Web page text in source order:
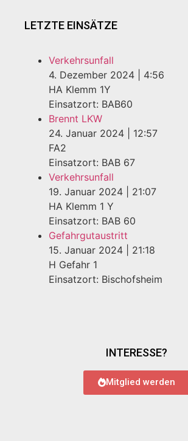
LETZTE EINSÄTZE
Verkehrsunfall
4. Dezember 2024
4:56
HA Klemm 1Y
Einsatzort: BAB60
Brennt LKW
24. Januar 2024
12:57
FA2
Einsatzort: BAB 67
Verkehrsunfall
19. Januar 2024
21:07
HA Klemm 1 Y
Einsatzort: BAB 60
Gefahrgutaustritt
15. Januar 2024
21:18
H Gefahr 1
Einsatzort: Bischofsheim
INTERESSE?
Mitglied werden